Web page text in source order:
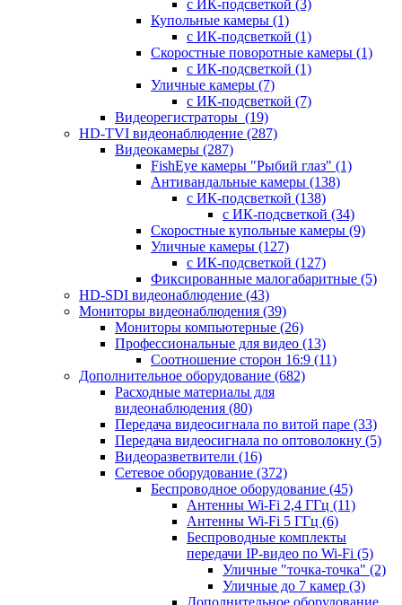
с ИК-подсветкой (3)
Купольные камеры (1)
с ИК-подсветкой (1)
Скоростные поворотные камеры (1)
с ИК-подсветкой (1)
Уличные камеры (7)
с ИК-подсветкой (7)
Видеорегистраторы (19)
HD-TVI видеонаблюдение (287)
Видеокамеры (287)
FishEye камеры "Рыбий глаз" (1)
Антивандальные камеры (138)
с ИК-подсветкой (138)
с ИК-подсветкой (34)
Скоростные купольные камеры (9)
Уличные камеры (127)
с ИК-подсветкой (127)
Фиксированные малогабаритные (5)
HD-SDI видеонаблюдение (43)
Мониторы видеонаблюдения (39)
Мониторы компьютерные (26)
Профессиональные для видео (13)
Соотношение сторон 16:9 (11)
Дополнительное оборудование (682)
Расходные материалы для
видеонаблюдения (80)
Передача видеосигнала по витой паре (33)
Передача видеосигнала по оптоволокну (5)
Видеоразветвители (16)
Сетевое оборудование (372)
Беспроводное оборудование (45)
Антенны Wi-Fi 2,4 ГГц (11)
Антенны Wi-Fi 5 ГГц (6)
Беспроводные комплекты
передачи IP-видео по Wi-Fi (5)
Уличные "точка-точка" (2)
Уличные до 7 камер (3)
Дополнительное оборудование